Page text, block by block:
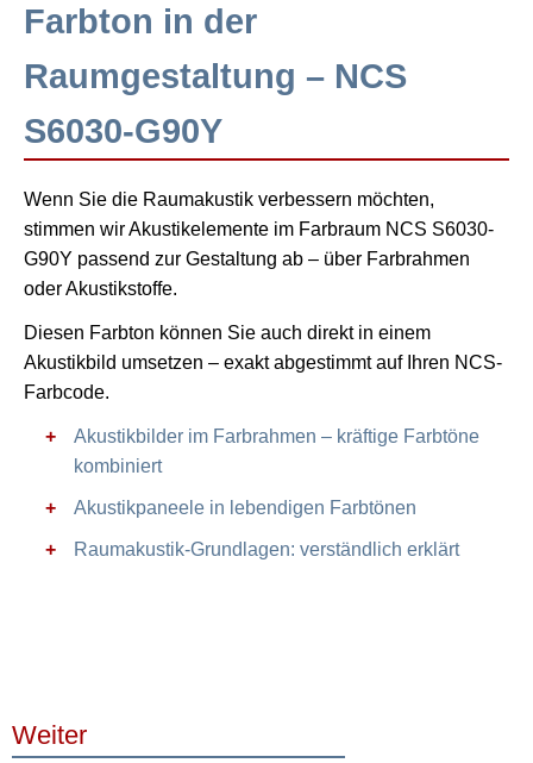
Farbton in der
Raumgestaltung – NCS
S6030-G90Y
Wenn Sie die Raumakustik verbessern möchten,
stimmen wir Akustikelemente im Farbraum NCS S6030-
G90Y passend zur Gestaltung ab – über Farbrahmen
oder Akustikstoffe.
Diesen Farbton können Sie auch direkt in einem
Akustikbild umsetzen – exakt abgestimmt auf Ihren NCS-
Farbcode.
Akustikbilder im Farbrahmen – kräftige Farbtöne
kombiniert
Akustikpaneele in lebendigen Farbtönen
Raumakustik-Grundlagen: verständlich erklärt
Weiter